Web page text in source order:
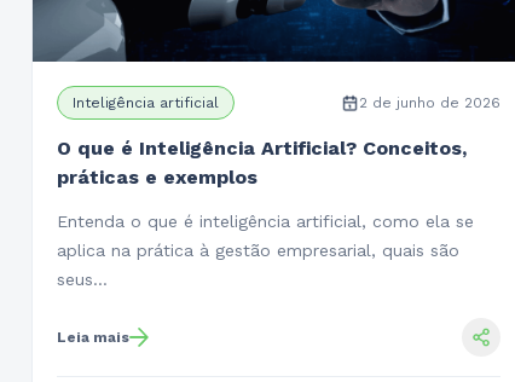
Inteligência artificial 2 de junho de 2026
O que é Inteligência Artificial? Conceitos,
práticas e exemplos
Entenda o que é inteligência artificial, como ela se
aplica na prática à gestão empresarial, quais são
seus…
Leia mais